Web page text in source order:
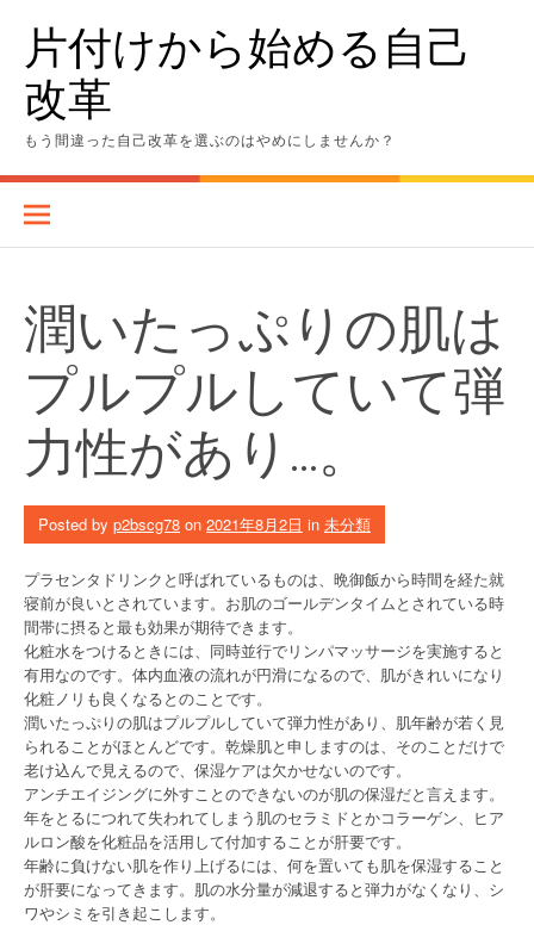
content片付けから始める自己
改革
もう間違った自己改革を選ぶのはやめにしませんか？
潤いたっぷりの肌は
プルプルしていて弾
力性があり…。
Posted by p2bscg78 on 2021年8月2日 in 未分類
プラセンタドリンクと呼ばれているものは、晩御飯から時間を経た就
寝前が良いとされています。お肌のゴールデンタイムとされている時
間帯に摂ると最も効果が期待できます。
化粧水をつけるときには、同時並行でリンパマッサージを実施すると
有用なのです。体内血液の流れが円滑になるので、肌がきれいになり
化粧ノリも良くなるとのことです。
潤いたっぷりの肌はプルプルしていて弾力性があり、肌年齢が若く見
られることがほとんどです。乾燥肌と申しますのは、そのことだけで
老け込んで見えるので、保湿ケアは欠かせないのです。
アンチエイジングに外すことのできないのが肌の保湿だと言えます。
年をとるにつれて失われてしまう肌のセラミドとかコラーゲン、ヒア
ルロン酸を化粧品を活用して付加することが肝要です。
年齢に負けない肌を作り上げるには、何を置いても肌を保湿すること
が肝要になってきます。肌の水分量が減退すると弾力がなくなり、シ
ワやシミを引き起こします。